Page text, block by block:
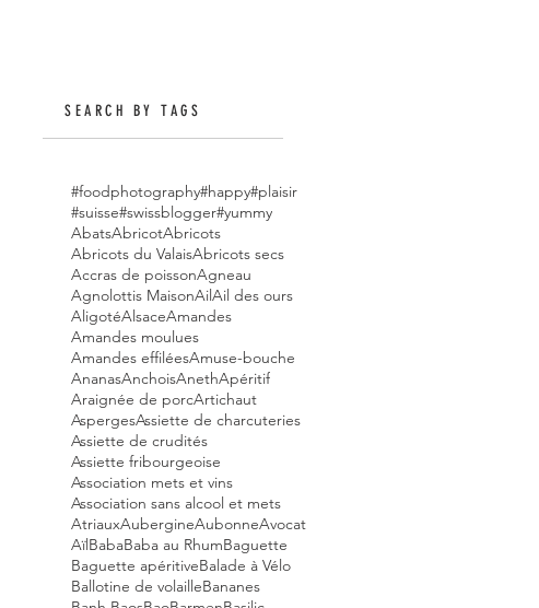
SEARCH BY TAGS
#foodphotography#happy#plaisir
#suisse#swissblogger#yummy
AbatsAbricotAbricots
Abricots du ValaisAbricots secs
Accras de poissonAgneau
Agnolottis MaisonAilAil des ours
AligotéAlsaceAmandes
Amandes moulues
Amandes effiléesAmuse-bouche
AnanasAnchoisAnethApéritif
Araignée de porcArtichaut
AspergesAssiette de charcuteries
Assiette de crudités
Assiette fribourgeoise
Association mets et vins
Association sans alcool et mets
AtriauxAubergineAubonneAvocat
AïlBabaBaba au RhumBaguette
Baguette apéritiveBalade à Vélo
Ballotine de volailleBananes